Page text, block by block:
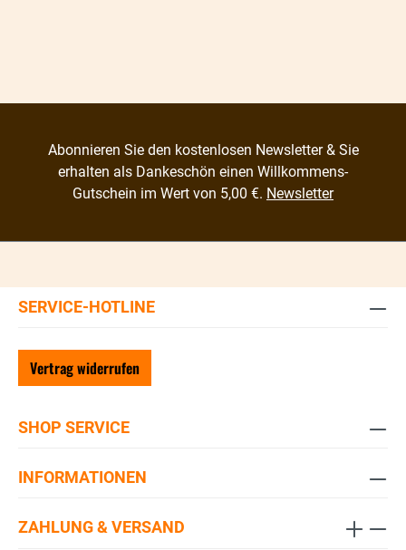
Abonnieren Sie den kostenlosen Newsletter & Sie
erhalten als Dankeschön einen Willkommens-
Gutschein im Wert von 5,00 €. Newsletter
SERVICE-HOTLINE
Vertrag widerrufen
SHOP SERVICE
INFORMATIONEN
ZAHLUNG & VERSAND